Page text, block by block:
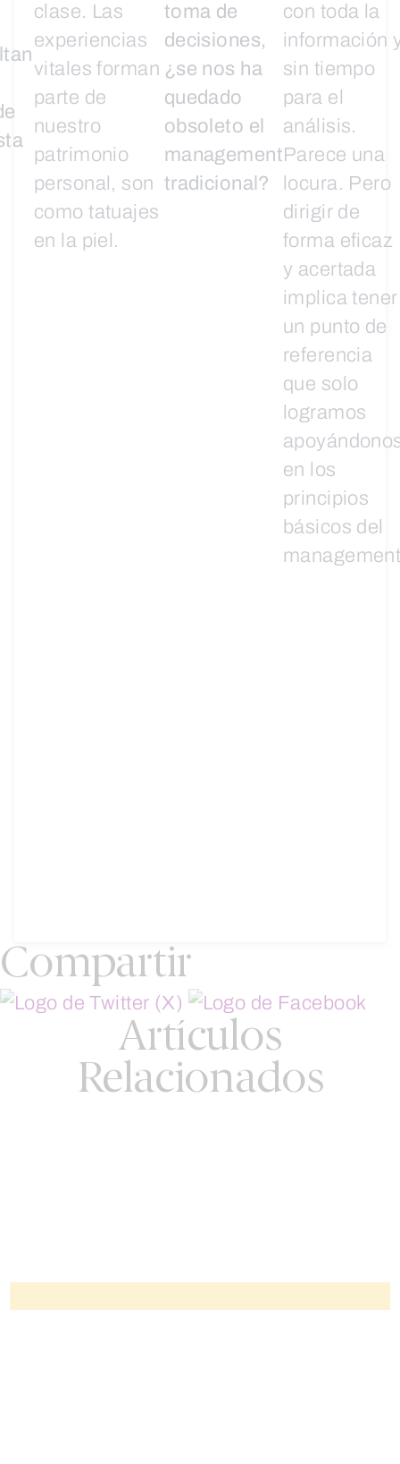
clase. Las
experiencias
vitales forman
parte de
nuestro
patrimonio
personal, son
como tatuajes
en la piel.
toma de
decisiones,
¿se nos ha
quedado
obsoleto el
management
tradicional?
con toda la
información
sin tiempo
para el
análisis.
Parece una
locura. Pero
dirigir de
forma eficaz
y acertada
implica tener
un punto de
referencia
que solo
logramos
en los
principios
básicos del
Compartir
Artículos
Relacionados